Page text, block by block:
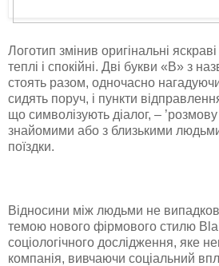
Логотип змінив оригінальні
теплі і спокійні. Дві букви «B» з
стоять разом, одночасно нагадуючи
сидять поруч, і пункти
що символізують діалог, –
знайомими або з близькими людьми,
поїздки.
Відносини між людьми не
темою нового фірмового стилю
соціологічного дослідження, яке
компанія, вивчаючи соціальний